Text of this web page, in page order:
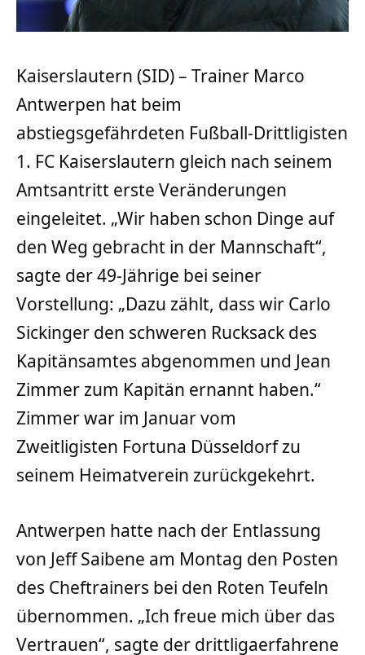
Kaiserslautern (SID) – Trainer Marco
Antwerpen hat beim
abstiegsgefährdeten Fußball-Drittligisten
1. FC Kaiserslautern gleich nach seinem
Amtsantritt erste Veränderungen
eingeleitet. „Wir haben schon Dinge auf
den Weg gebracht in der Mannschaft“,
sagte der 49-Jährige bei seiner
Vorstellung: „Dazu zählt, dass wir Carlo
Sickinger den schweren Rucksack des
Kapitänsamtes abgenommen und Jean
Zimmer zum Kapitän ernannt haben.“
Zimmer war im Januar vom
Zweitligisten Fortuna Düsseldorf zu
seinem Heimatverein zurückgekehrt.
Antwerpen hatte nach der Entlassung
von Jeff Saibene am Montag den Posten
des Cheftrainers bei den Roten Teufeln
übernommen. „Ich freue mich über das
Vertrauen“, sagte der drittligaerfahrene